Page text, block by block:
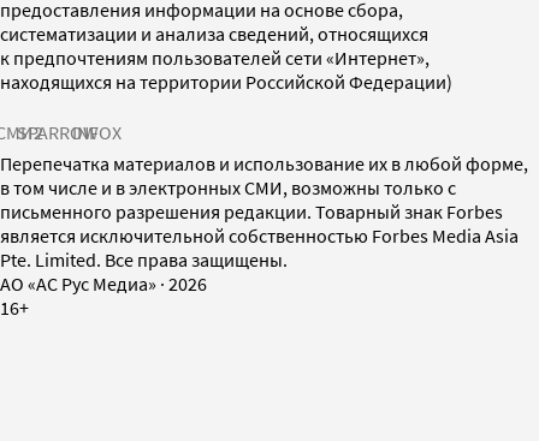
предоставления информации на основе сбора,
систематизации и анализа сведений, относящихся
к предпочтениям пользователей сети «Интернет»,
находящихся на территории Российской Федерации)
SPARROWINFOX
Перепечатка материалов и использование их в любой форме,
в том числе и в электронных СМИ, возможны только с
письменного разрешения редакции. Товарный знак Forbes
является исключительной собственностью Forbes Media Asia
Pte. Limited. Все права защищены.
AO «АС Рус Медиа» · 2026
16+